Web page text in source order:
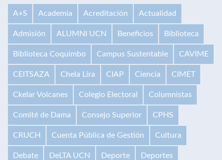
A+S Academia Acreditación Actualidad
Admisión ALUMNI UCN Beneficios Biblioteca
Biblioteca Coquimbo Campus Sustentable CAVIME
CEITSAZA Chela Lira CIAP Ciencia CIMET
Ckelar Volcanes Colegio Electoral Columnistas
Comité de Dama Consejo Superior CPHS
CRUCH Cuenta Pública de Gestión Cultura
Debate DeLTA UCN Deporte Deportes